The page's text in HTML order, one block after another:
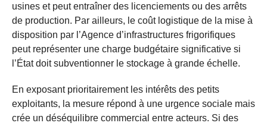
usines et peut entraîner des licenciements ou des arrêts
de production. Par ailleurs, le coût logistique de la mise à
disposition par l’Agence d’infrastructures frigorifiques
peut représenter une charge budgétaire significative si
l’État doit subventionner le stockage à grande échelle.
En exposant prioritairement les intérêts des petits
exploitants, la mesure répond à une urgence sociale mais
crée un déséquilibre commercial entre acteurs. Si des